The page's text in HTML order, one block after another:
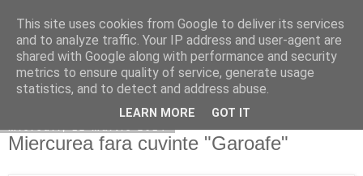
Copilarim
Miercurea fara cuvinte "Garoafe"
This site uses cookies from Google to deliver its services
and to analyze traffic. Your IP address and user-agent are
shared with Google along with performance and security
metrics to ensure quality of service, generate usage
statistics, and to detect and address abuse.
LEARN MORE GOT IT